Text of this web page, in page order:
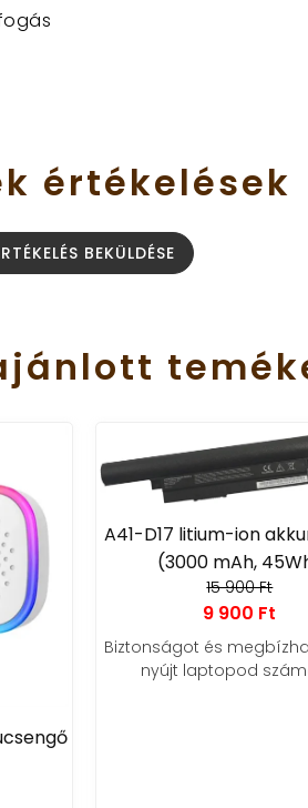
értékelések
BEKÜLDÉSE
A41-D17 litium-ion
(3000 mAh,
15 900 Ft
9 900 Ft
Biztonságot és
nyújt laptopod